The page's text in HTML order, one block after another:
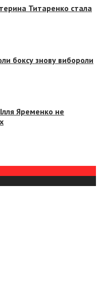
Титаренко стала
боксу знову вибороли
Яременко не